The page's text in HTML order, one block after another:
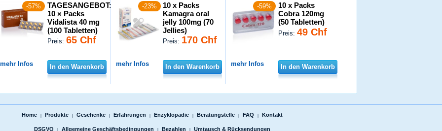
-57%
TAGESANGEBOT:
10 × Packs
Vidalista 40 mg
(100 Tabletten)
Preis:65 Chf
mehr Infos In den Warenkorb
-23%
10 x Packs
Kamagra oral
jelly 100mg (70
Jellies)
Preis: 170 Chf
mehr Infos In den Warenkorb
-59%
10 x Packs
Cobra 120mg
(50 Tabletten)
Preis: 49 Chf
mehr Infos In den Warenkorb
Home | Produkte | Geschenke | Erfahrungen | Enzyklopädie | Beratungstelle | FAQ | Kontakt
DSGVO | Allgemeine Geschäftsbedingungen | Bezahlen | Umtausch & Rücksendungen